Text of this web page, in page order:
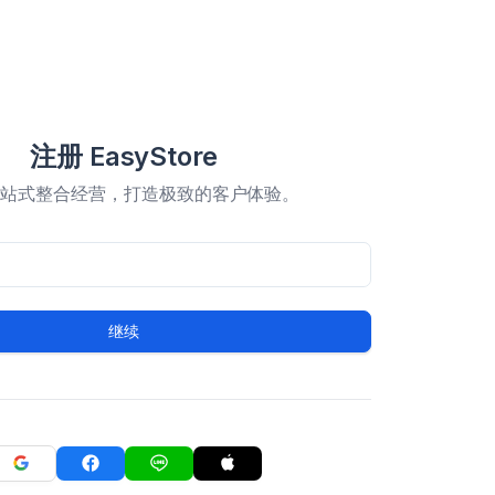
注册 EasyStore
式整合经营，打造极致的客户体验。
继续